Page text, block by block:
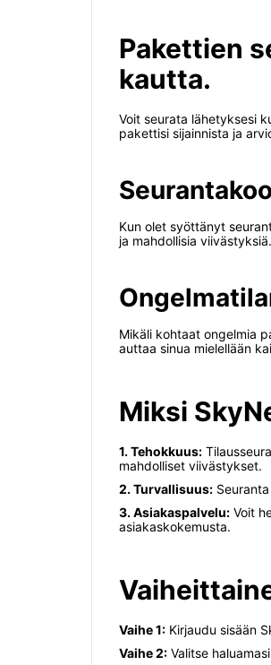
Pakettien
kautta.
Voit seurata lähetyksesi
pakettisi sijainnista ja
Kun olet syöttänyt
ja mahdollisia viivästyksiä.
Mikäli kohtaat ongelmia
auttaa sinua mielellään
Miksi
1. Tehokkuus:
mahdolliset viivästykset.
2. Turvallisuus:
3. Asiakaspalvelu: Voit
asiakaskokemusta.
Vaihe 1: Kirjaudu sisään
Vaihe 2: Valitse